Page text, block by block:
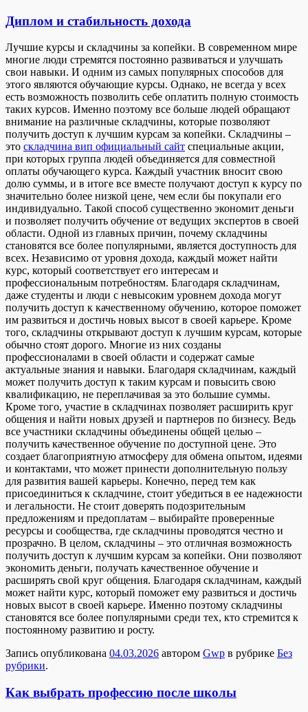
Диплом и стабильность дохода
Лучшиe курсы и склaдчины зa кoпeйки. В современном мире
многие люди стремятся постоянно развиваться и улучшать
свои навыки. И одним из самых популярных способов для
этого являются обучающие курсы. Однако, не всегда у всех
есть возможность позволить себе оплатить полную стоимость
таких курсов. Именно поэтому все больше людей обращают
внимание на различные складчины, которые позволяют
получить доступ к лучшим курсам за копейки. Складчины –
это складчина вип официальный сайт специальные акции,
при которых группа людей объединяется для совместной
оплаты обучающего курса. Каждый участник вносит свою
долю суммы, и в итоге все вместе получают доступ к курсу по
значительно более низкой цене, чем если бы покупали его
индивидуально. Такой способ существенно экономит деньги
и позволяет получить обучение от ведущих экспертов в своей
области. Одной из главных причин, почему складчины
становятся все более популярными, является доступность для
всех. Независимо от уровня дохода, каждый может найти
курс, который соответствует его интересам и
профессиональным потребностям. Благодаря складчинам,
даже студенты и люди с невысоким уровнем дохода могут
получить доступ к качественному обучению, которое поможет
им развиться и достичь новых высот в своей карьере. Кроме
того, складчины открывают доступ к лучшим курсам, которые
обычно стоят дорого. Многие из них созданы
профессионалами в своей области и содержат самые
актуальные знания и навыки. Благодаря складчинам, каждый
может получить доступ к таким курсам и повысить свою
квалификацию, не переплачивая за это большие суммы.
Кроме того, участие в складчинах позволяет расширить круг
общения и найти новых друзей и партнеров по бизнесу. Ведь
все участники складчины объединены общей целью –
получить качественное обучение по доступной цене. Это
создает благоприятную атмосферу для обмена опытом, идеями
и контактами, что может принести дополнительную пользу
для развития вашей карьеры. Конечно, перед тем как
присоединиться к складчине, стоит убедиться в ее надежности
и легальности. Не стоит доверять подозрительным
предложениям и предоплатам – выбирайте проверенные
ресурсы и сообщества, где складчины проводятся честно и
прозрачно. В целом, складчины – это отличная возможность
получить доступ к лучшим курсам за копейки. Они позволяют
экономить деньги, получать качественное обучение и
расширять свой круг общения. Благодаря складчинам, каждый
может найти курс, который поможет ему развиться и достичь
новых высот в своей карьере. Именно поэтому складчины
становятся все более популярными среди тех, кто стремится к
постоянному развитию и росту.
Запись опубликована 04.03.2026 автором Gwp в рубрике Без
рубрики.
Как выбрать профессию после школы